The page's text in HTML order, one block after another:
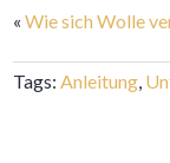
«Wie sich Wolle
Tags: Anleitung